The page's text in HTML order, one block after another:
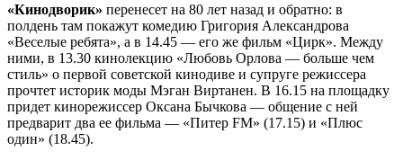
«Кинодворик» перенесет на 80 лет назад и обратно: в
полдень там покажут комедию Григория Александрова
«Веселые ребята», а в 14.45 — его же фильм «Цирк». Между
ними, в 13.30 кинолекцию «Любовь Орлова — больше чем
стиль» о первой советской кинодиве и супруге режиссера
прочтет историк моды Мэган Виртанен. В 16.15 на площадку
придет кинорежиссер Оксана Бычкова — общение с ней
предварит два ее фильма — «Питер FM» (17.15) и «Плюс
один» (18.45).